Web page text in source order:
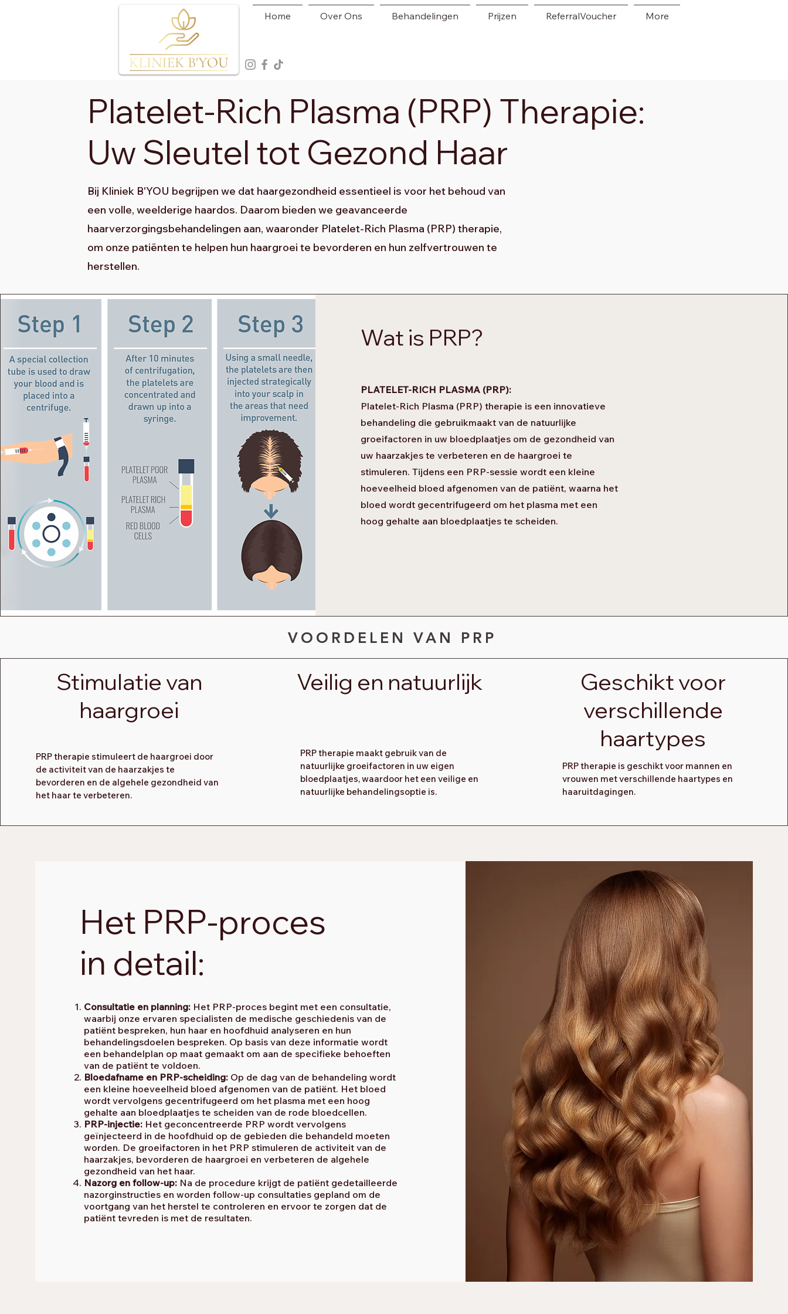
Home Over Ons Behandelingen Prijzen ReferralVoucher More
Platelet-Rich Plasma (PRP) Therapie:
Uw Sleutel tot Gezond Haar
Bij Kliniek B'YOU begrijpen we dat haargezondheid essentieel is voor het behoud van
een volle, weelderige haardos. Daarom bieden we geavanceerde
haarverzorgingsbehandelingen aan, waaronder Platelet-Rich Plasma (PRP) therapie,
om onze patiënten te helpen hun haargroei te bevorderen en hun zelfvertrouwen te
herstellen.
Wat is PRP?
PLATELET-RICH PLASMA (PRP):
Platelet-Rich Plasma (PRP) therapie is een innovatieve
behandeling die gebruikmaakt van de natuurlijke
groeifactoren in uw bloedplaatjes om de gezondheid van
uw haarzakjes te verbeteren en de haargroei te
stimuleren. Tijdens een PRP-sessie wordt een kleine
hoeveelheid bloed afgenomen van de patiënt, waarna het
bloed wordt gecentrifugeerd om het plasma met een
hoog gehalte aan bloedplaatjes te scheiden.
VOORDELEN VAN PRP
Stimulatie van
haargroei
PRP therapie stimuleert de haargroei door
de activiteit van de haarzakjes te
bevorderen en de algehele gezondheid van
het haar te verbeteren.
Veilig en natuurlijk
PRP therapie maakt gebruik van de
natuurlijke groeifactoren in uw eigen
bloedplaatjes, waardoor het een veilige en
natuurlijke behandelingsoptie is.
Geschikt voor
verschillende
haartypes
PRP therapie is geschikt voor mannen en
vrouwen met verschillende haartypes en
haaruitdagingen.
Het PRP-proces
in detail:
Consultatie en planning: Het PRP-proces begint met een consultatie,
waarbij onze ervaren specialisten de medische geschiedenis van de
patiënt bespreken, hun haar en hoofdhuid analyseren en hun
behandelingsdoelen bespreken. Op basis van deze informatie wordt
een behandelplan op maat gemaakt om aan de specifieke behoeften
van de patiënt te voldoen.
Bloedafname en PRP-scheiding: Op de dag van de behandeling wordt
een kleine hoeveelheid bloed afgenomen van de patiënt. Het bloed
wordt vervolgens gecentrifugeerd om het plasma met een hoog
gehalte aan bloedplaatjes te scheiden van de rode bloedcellen.
PRP-injectie: Het geconcentreerde PRP wordt vervolgens
geïnjecteerd in de hoofdhuid op de gebieden die behandeld moeten
worden. De groeifactoren in het PRP stimuleren de activiteit van de
haarzakjes, bevorderen de haargroei en verbeteren de algehele
gezondheid van het haar.
Nazorg en follow-up: Na de procedure krijgt de patiënt gedetailleerde
nazorginstructies en worden follow-up consultaties gepland om de
voortgang van het herstel te controleren en ervoor te zorgen dat de
patiënt tevreden is met de resultaten.